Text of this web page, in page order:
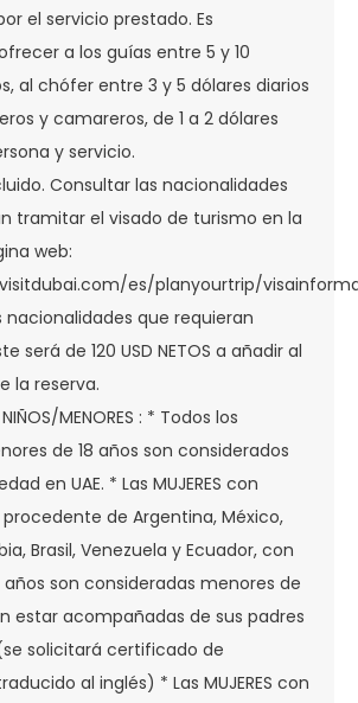
el servicio prestado. Es
a los guías entre 5 y 10
al chófer entre 3 y 5 dólares diarios
y camareros, de 1 a 2 dólares
y servicio.
Consultar las nacionalidades
tramitar el visado de turismo en la
web:
es/planyourtrip/
nacionalidades que requieran
será de 120 USD NETOS a añadir al
la reserva.
MENORES : * Todos los
de 18 años son considerados
en UAE. * Las MUJERES con
de Argentina, México,
Brasil, Venezuela y Ecuador, con
son consideradas menores de
estar acompañadas de sus padres
solicitará certificado de
al inglés) * Las MUJERES con